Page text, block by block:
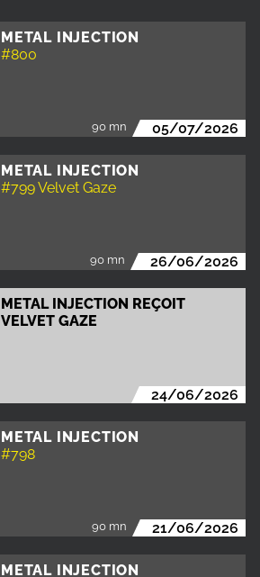
METAL INJECTION
#800
90 mn 05/07/2026
METAL INJECTION
#799 Velvet Gaze
90 mn 26/06/2026
METAL INJECTION REÇOIT
VELVET GAZE
24/06/2026
METAL INJECTION
#798
90 mn 21/06/2026
METAL INJECTION